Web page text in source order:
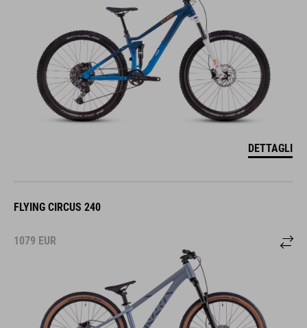
DETTAGLI
FLYING CIRCUS 240
1079 EUR